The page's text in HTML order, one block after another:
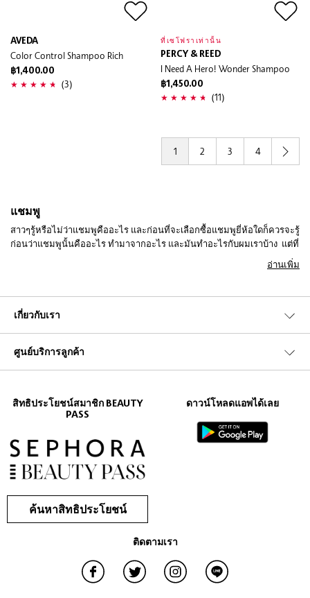
AVEDA
Color Control Shampoo Rich
฿1,400.00
(3)
ที่เซโฟราเท่านั้น
PERCY & REED
I Need A Hero! Wonder Shampoo
฿1,450.00
(11)
1 2 3 4
แชมพู
สาวๆรู้หรือไม่ว่าแชมพูคืออะไร และก่อนที่จะเลือกซื้อแชมพูยี่ห้อใดก็ควรจะรู้
ก่อนว่าแชมพูนั้นคืออะไร ทำมาจากอะไร และมันทำอะไรกับผมเราบ้าง แต่ที่
สภาพผมที่แตกต่างกัน เราจึงควรเลือกใช้แชมพูที่มีสูตรเฉพาะสำหรับแต่ละ
ทำให้ผมหลุดร่วงได้ Sephora จึงได้คัดสรรแชมพูมากมายจากแบรนด์
Badescu,L'oreal Paris
สาวๆมักจะคิดว่าแชมพูยี่ห้อไหนก็เหมือนกัน แต่จริงๆแล้วไม่เหมือนนะ
ความชุ่มชื่น แม้จะไม่ค่อยมีฟองอย่างแชมพูสมุนไพร แต่ถ้ามีส่วนผสมที่ให้
ความชุ่มชื่นก็นับว่าเป็นแชมพูที่ดีแล้ว ซึ่งส่วนมากมักจะมีส่วนผสมของโจโจ
บาออยล์ อะโลเวร่า อะโวโด้ ซันฟลาวเวอร์ออยล์ แมคาเดเมียนัทออยล์
แชมพุสมุนไพรดีอย่างไร มันดีตรงที่นอกจากจะไม่ทำลายสิ่งแวดล้อมแล้วยัง
ปัญหาผมร่วง แชมพุสมุนไพรส่วนใหญ่แล้วจะผสมสารสกัดจากดอกไม้ เช่น
ต้นเซจ โรสแมรี่ หรือลาเวนเดอร์ และจะมีกลิ่นหอมชื่นใจ ช่วยให้ผ่อนคลาย
น้ำเปล่า ต่อมาก็เป็นแอลกอฮอล์ และต้องไม่มีส่วนผสมของสารกันเสียเด็ด
อ่านเพิ่ม
เกี่ยวกับเรา
ศูนย์บริการลูกค้า
สิทธิประโยชน์สมาชิก BEAUTY
PASS
ค้นหาสิทธิประโยชน์
ดาวน์โหลดแอพได้เลย
ติดตามเรา